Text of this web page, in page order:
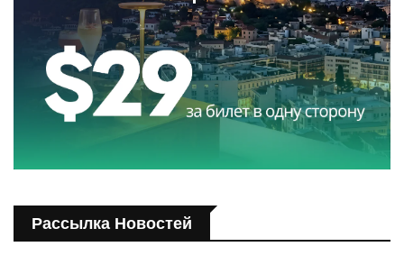
Рассылка Новостей